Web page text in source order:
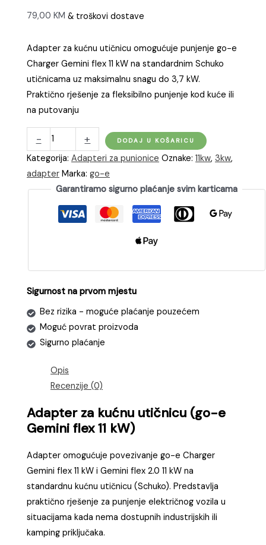
79,00KM & troškovi dostave
Adapter za kućnu utičnicu omogućuje punjenje go-e
Charger Gemini flex 11 kW na standardnim Schuko
utičnicama uz maksimalnu snagu do 3,7 kW.
Praktično rješenje za fleksibilno punjenje kod kuće ili
na putovanju
-
e
Adapter
11kW
+ DODAJ U KOŠARICU
Kategorija:Adapteri za punionice Oznake:11kw, 3kw,
adapter Marka:go-e
Garantiramo sigurno plaćanje svim karticama
Sigurnost na prvom mjestu
Bez rizika - moguće plaćanje pouzećem
Moguć povrat proizvoda
Sigurno plaćanje
Opis
Recenzije (0)
Adapter za kućnu utičnicu (go-e
Gemini flex 11 kW)
Adapter omogućuje povezivanje go-e Charger
Gemini flex 11 kW i Gemini flex 2.0 11 kW na
standardnu kućnu utičnicu (Schuko). Predstavlja
praktično rješenje za punjenje električnog vozila u
situacijama kada nema dostupnih industrijskih ili
kamping priključaka.